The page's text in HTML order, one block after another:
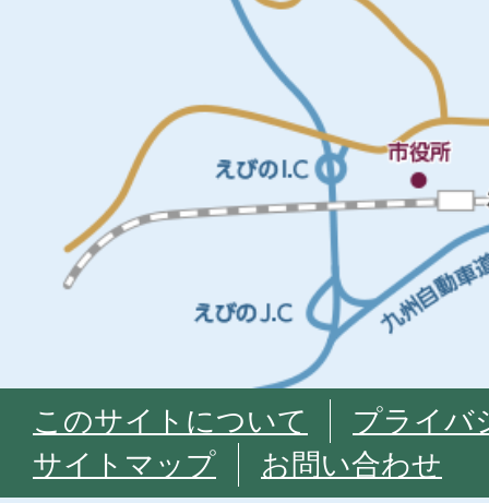
このサイトについて
プライバ
サイトマップ
お問い合わせ